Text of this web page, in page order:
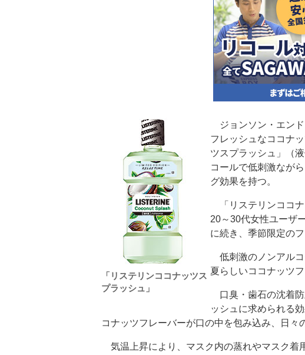
「リステリンココナッツス
プラッシュ」
ジョンソン・エンド
フレッシュなココナ
ツスプラッシュ」（
コールで低刺激なが
グ効果を持つ。
「リステリンココナ
20～30代女性ユーザ
に続き、季節限定の
低刺激のノンアルコ
夏らしいココナッツ
口臭・歯石の沈着防
ッシュに求められる
コナッツフレーバーが口の中を包み込み、日々
気温上昇により、マスク内の蒸れやマスク着